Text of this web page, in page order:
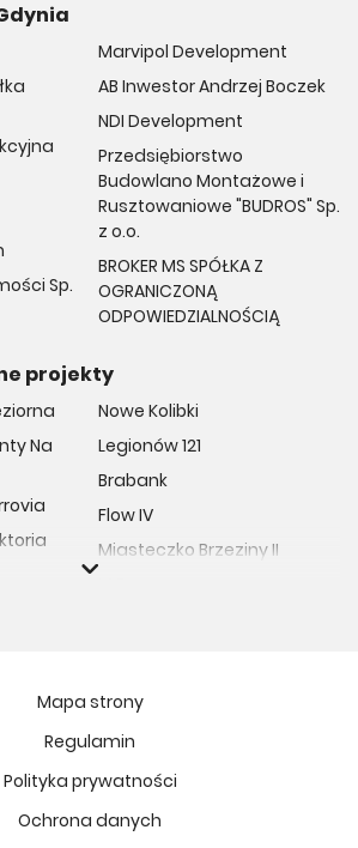
Sp.
Marvipol Development
AB Inwestor Andrzej Boczek
NDI Development
Przedsiębiorstwo
Budowlano Montażowe i
Rusztowaniowe "BUDROS" Sp.
z o.o.
BROKER MS SPÓŁKA Z
OGRANICZONĄ
ODPOWIEDZIALNOŚCIĄ
projekty
Na
Nowe Kolibki
Legionów 121
Brabank
Flow IV
Miasteczko Brzeziny II
MIASTECZKO NOVA FALA
Żywiecka Vita
Mapa strony
Regulamin
Polityka prywatności
Ochrona danych